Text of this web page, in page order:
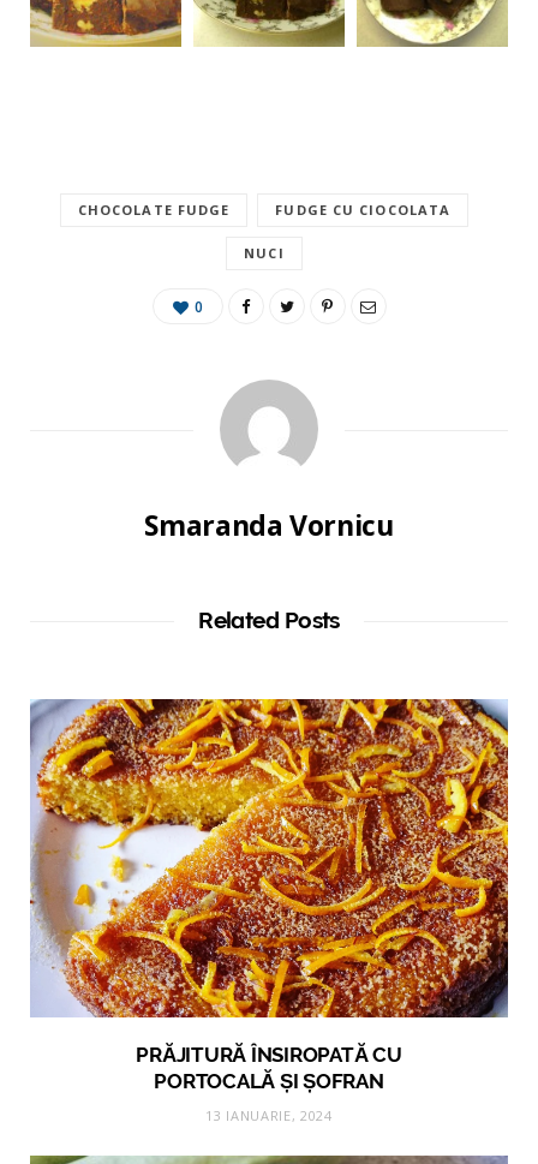
CHOCOLATE FUDGE FUDGE CU CIOCOLATA
NUCI
0
Smaranda Vornicu
Related Posts
PRĂJITURĂ ÎNSIROPATĂ CU
PORTOCALĂ ȘI ȘOFRAN
13 IANUARIE, 2024